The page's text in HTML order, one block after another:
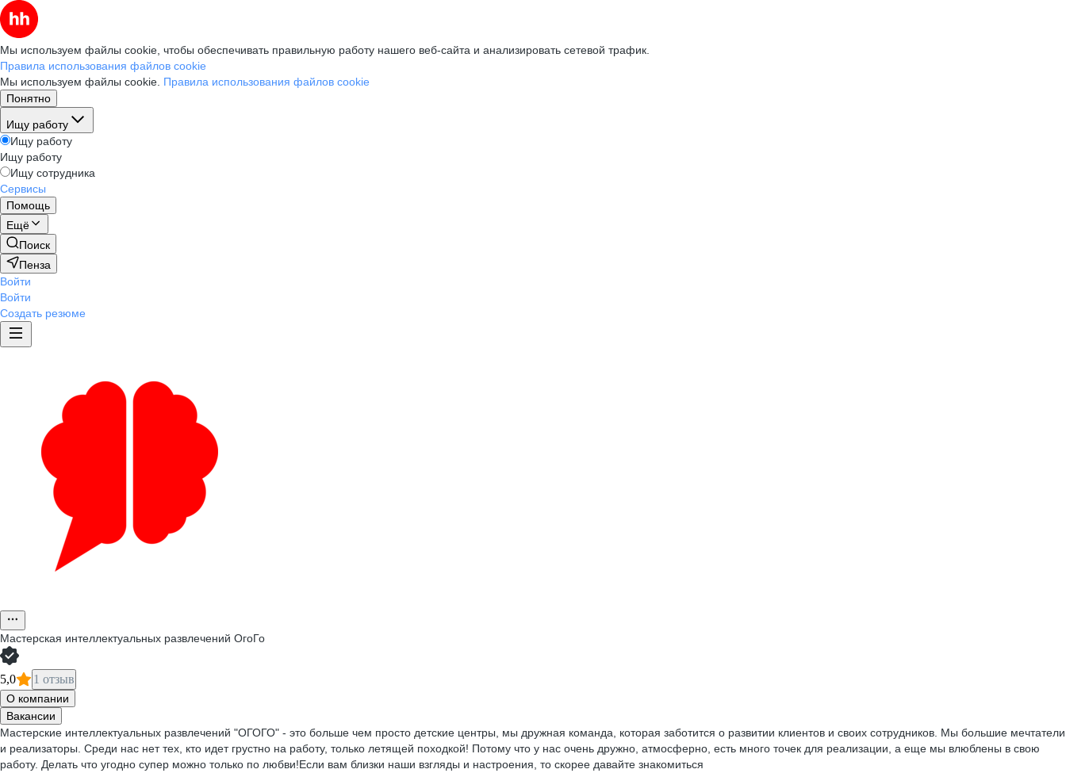
Мы используем файлы cookie, чтобы обеспечивать правильную работу нашего веб-сайта и анализировать сетевой трафик.
Правила использования файлов cookie
Мы используем файлы cookie. Правила использования файлов cookie
Понятно
Ищу работу
Ищу работу
Ищу работу
Ищу сотрудника
Сервисы
Помощь
Ещё
Поиск
Пенза
Войти
Войти
Создать резюме
Мастерская интеллектуальных развлечений ОгоГо
5,0 1 отзыв
О компании
Вакансии
Мастерские интеллектуальных развлечений "ОГОГО" - это больше чем просто детские центры, мы дружная команда, которая заботится о развитии клиентов и своих сотрудников. Мы большие мечтатели
и реализаторы. Среди нас нет тех, кто идет грустно на работу, только летящей походкой! Потому что у нас очень дружно, атмосферно, есть много точек для реализации, а еще мы влюблены в свою
работу. Делать что угодно супер можно только по любви!Если вам близки наши взгляды и настроения, то скорее давайте знакомиться